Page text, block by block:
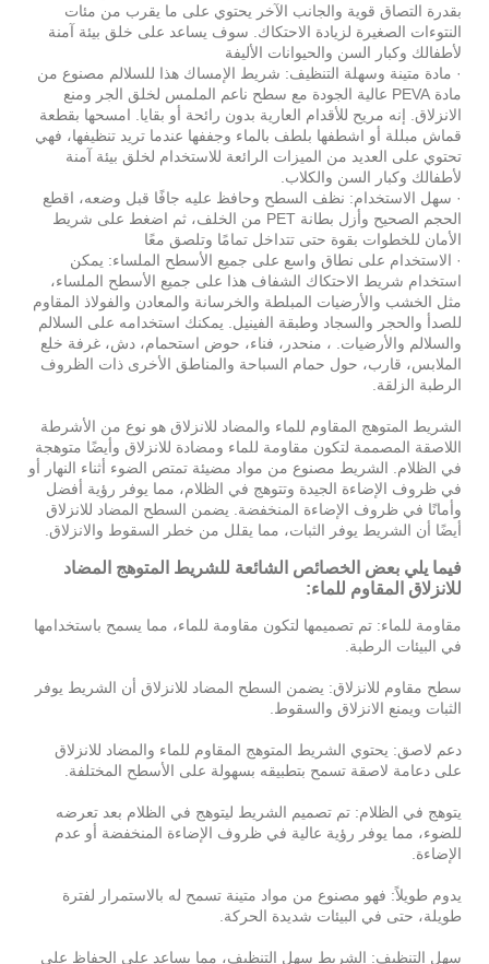
بقدرة التصاق قوية والجانب الآخر يحتوي على ما يقرب من مئات
النتوءات الصغيرة لزيادة الاحتكاك. سوف يساعد على خلق بيئة آمنة
لأطفالك وكبار السن والحيوانات الأليفة
· مادة متينة وسهلة التنظيف: شريط الإمساك هذا للسلالم مصنوع من
مادة PEVA عالية الجودة مع سطح ناعم الملمس لخلق الجر ومنع
الانزلاق. إنه مريح للأقدام العارية بدون رائحة أو بقايا. امسحها بقطعة
قماش مبللة أو اشطفها بلطف بالماء وجففها عندما تريد تنظيفها، فهي
تحتوي على العديد من الميزات الرائعة للاستخدام لخلق بيئة آمنة
لأطفالك وكبار السن والكلاب.
· سهل الاستخدام: نظف السطح وحافظ عليه جافًا قبل وضعه، اقطع
الحجم الصحيح وأزل بطانة PET من الخلف، ثم اضغط على شريط
الأمان للخطوات بقوة حتى تتداخل تمامًا وتلصق معًا
· الاستخدام على نطاق واسع على جميع الأسطح الملساء: يمكن
استخدام شريط الاحتكاك الشفاف هذا على جميع الأسطح الملساء،
مثل الخشب والأرضيات المبلطة والخرسانة والمعادن والفولاذ المقاوم
للصدأ والحجر والسجاد وطبقة الفينيل. يمكنك استخدامه على السلالم
والسلالم والأرضيات. ، منحدر، فناء، حوض استحمام، دش، غرفة خلع
الملابس، قارب، حول حمام السباحة والمناطق الأخرى ذات الظروف
الرطبة الزلقة.
الشريط المتوهج المقاوم للماء والمضاد للانزلاق هو نوع من الأشرطة
اللاصقة المصممة لتكون مقاومة للماء ومضادة للانزلاق وأيضًا متوهجة
في الظلام. الشريط مصنوع من مواد مضيئة تمتص الضوء أثناء النهار أو
في ظروف الإضاءة الجيدة وتتوهج في الظلام، مما يوفر رؤية أفضل
وأمانًا في ظروف الإضاءة المنخفضة. يضمن السطح المضاد للانزلاق
أيضًا أن الشريط يوفر الثبات، مما يقلل من خطر السقوط والانزلاق.
فيما يلي بعض الخصائص الشائعة للشريط المتوهج المضاد
للانزلاق المقاوم للماء:
مقاومة للماء: تم تصميمها لتكون مقاومة للماء، مما يسمح باستخدامها
في البيئات الرطبة.
سطح مقاوم للانزلاق: يضمن السطح المضاد للانزلاق أن الشريط يوفر
الثبات ويمنع الانزلاق والسقوط.
دعم لاصق: يحتوي الشريط المتوهج المقاوم للماء والمضاد للانزلاق
على دعامة لاصقة تسمح بتطبيقه بسهولة على الأسطح المختلفة.
يتوهج في الظلام: تم تصميم الشريط ليتوهج في الظلام بعد تعرضه
للضوء، مما يوفر رؤية عالية في ظروف الإضاءة المنخفضة أو عدم
الإضاءة.
يدوم طويلاً: فهو مصنوع من مواد متينة تسمح له بالاستمرار لفترة
طويلة، حتى في البيئات شديدة الحركة.
سهل التنظيف: الشريط سهل التنظيف، مما يساعد على الحفاظ على